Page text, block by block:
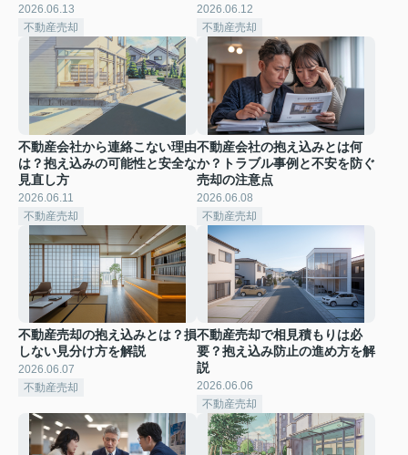
2026.06.13
不動産売却
2026.06.12
不動産売却
不動産会社から連絡こない理由
は？抱え込みの可能性と安全な
見直し方
2026.06.11
不動産売却
不動産会社の抱え込みとは何
か？トラブル事例と不安を防ぐ
売却の注意点
2026.06.08
不動産売却
不動産売却の抱え込みとは？損
しない見分け方を解説
2026.06.07
不動産売却
不動産売却で相見積もりは必
要？抱え込み防止の進め方を解
説
2026.06.06
不動産売却